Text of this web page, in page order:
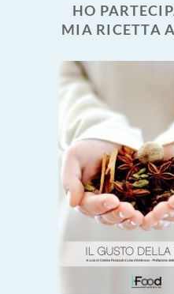
HO
MIA RICETTA